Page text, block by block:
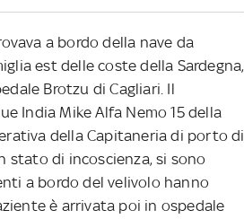
a bordo della nave da
est delle coste della Sardegna,
Brotzu di Cagliari. Il
India Mike Alfa Nemo 15 della
della Capitaneria di porto di
stato di incoscienza, si sono
a bordo del velivolo hanno
è arrivata poi in ospedale